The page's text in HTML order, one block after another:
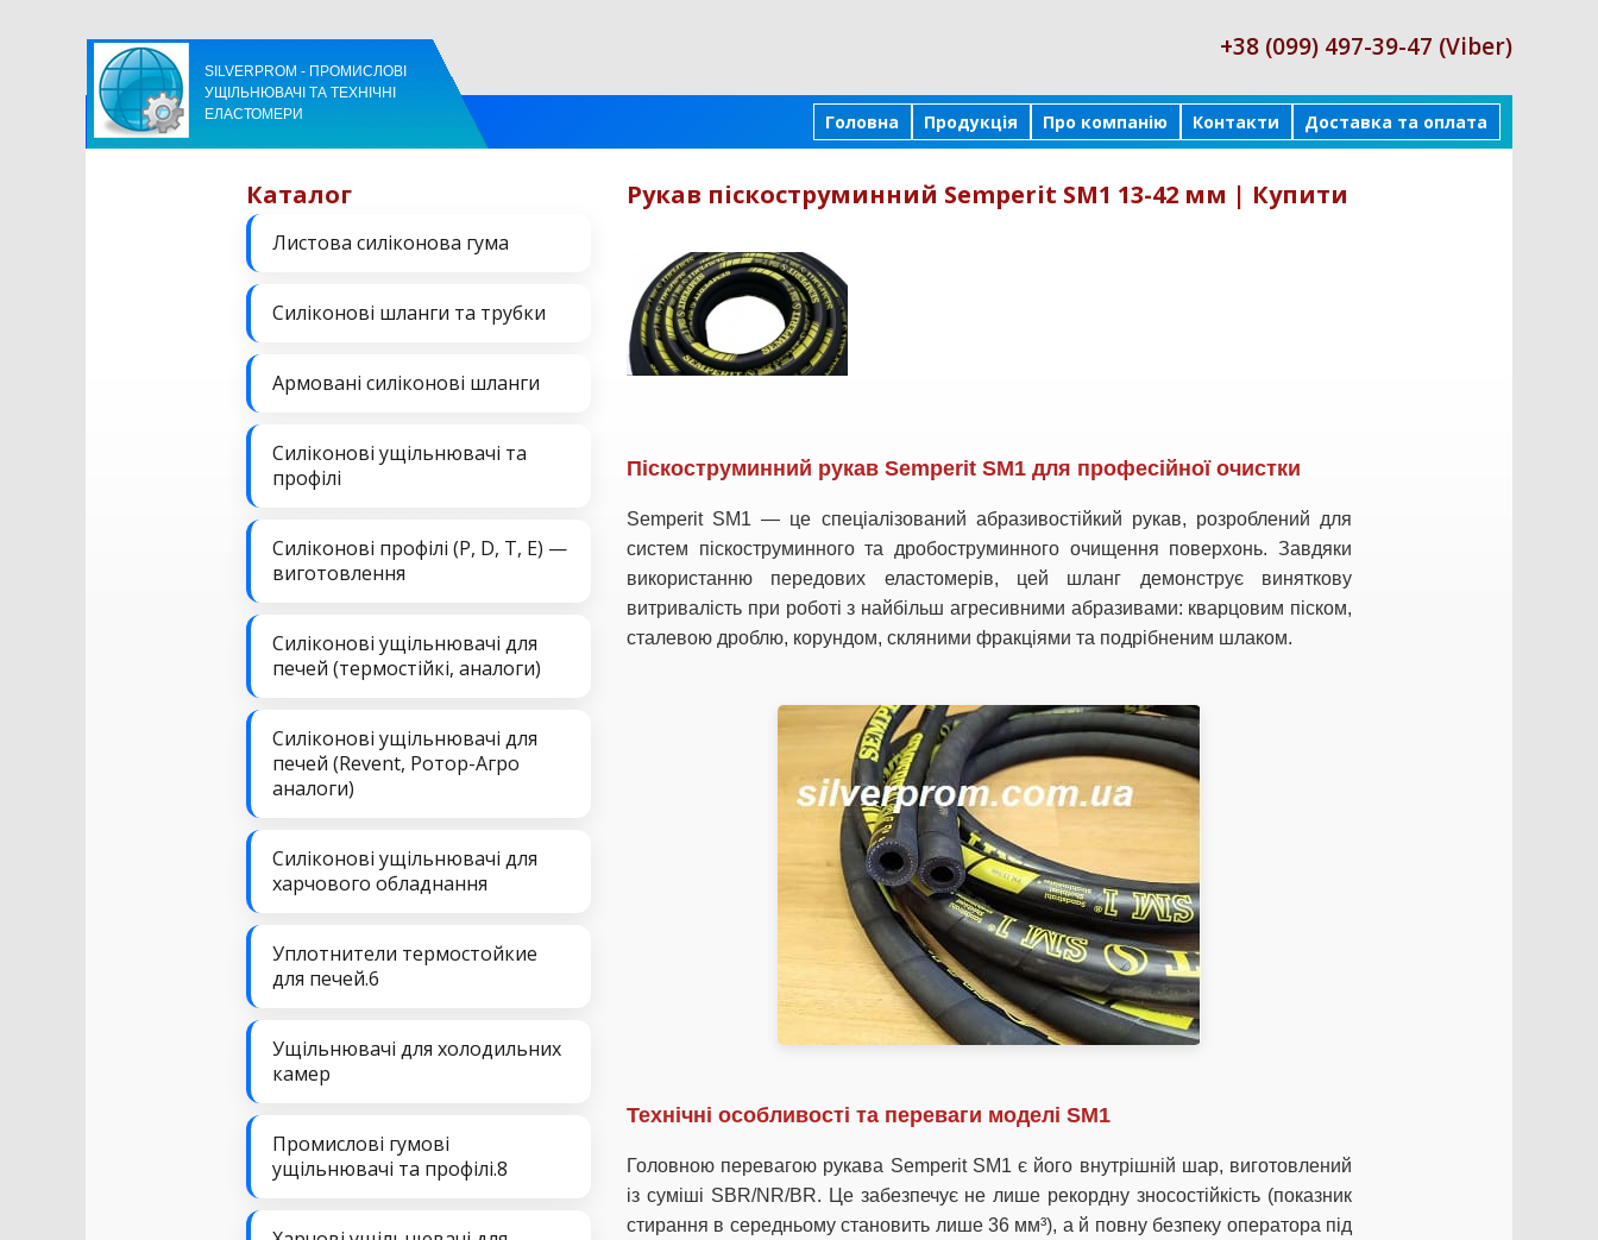
+38 (099) 497-39-47 (Viber)
SILVERPROM - ПРОМИСЛОВІ
УЩІЛЬНЮВАЧІ ТА ТЕХНІЧНІ
ЕЛАСТОМЕРИ
Головна Продукція Про компанію Контакти Доставка та оплата
Каталог
Листова силіконова гума
Силіконові шланги та трубки
Армовані силіконові шланги
Силіконові ущільнювачі та
профілі
Силіконові профілі (P, D, T, E) —
виготовлення
Силіконові ущільнювачі для
печей (термостійкі, аналоги)
Силіконові ущільнювачі для
печей (Revent, Ротор-Агро
аналоги)
Силіконові ущільнювачі для
харчового обладнання
Уплотнители термостойкие
для печей.6
Ущільнювачі для холодильних
камер
Промислові гумові
ущільнювачі та профілі.8
Рукав піскоструминний Semperit SM1 13-42 мм | Купити
Піскоструминний рукав Semperit SM1 для професійної очистки
Semperit SM1 — це спеціалізований абразивостійкий рукав, розроблений для
систем піскоструминного та дробоструминного очищення поверхонь. Завдяки
використанню передових еластомерів, цей шланг демонструє виняткову
витривалість при роботі з найбільш агресивними абразивами: кварцовим піском,
сталевою дроблю, корундом, скляними фракціями та подрібненим шлаком.
Технічні особливості та переваги моделі SM1
Головною перевагою рукава Semperit SM1 є його внутрішній шар, виготовлений
із суміші SBR/NR/BR. Це забезпечує не лише рекордну зносостійкість (показник
стирання в середньому становить лише 36 мм³), а й повну безпеку оператора під